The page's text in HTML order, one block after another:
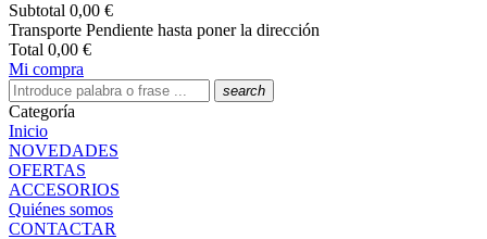
Subtotal 0,00 €
Transporte Pendiente hasta poner la dirección
Total 0,00 €
Mi compra
search
Categoría
Inicio
NOVEDADES
OFERTAS
ACCESORIOS
Quiénes somos
CONTACTAR